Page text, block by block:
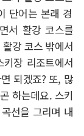
단어는 본래 경
서 활강 코스를
활강 코스 밖에서
키장 리조트에서
되겠죠?또, 많
하는데요. 스키
선을 그리며 내